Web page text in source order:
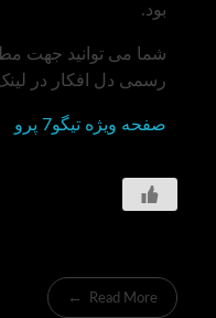
بود.
شما می توانید جهت
رسمی دل افکار در
صفحه ویژه تیگو7 پرو
Read More